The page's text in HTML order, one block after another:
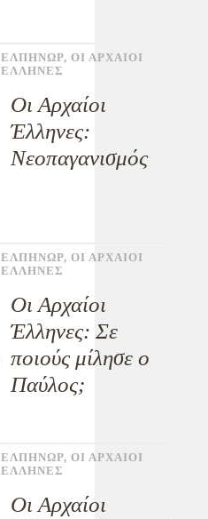
ΕΛΠΗΝΩΡ, ΟΙ ΑΡΧΑΙΟΙ
ΕΛΛΗΝΕΣ
Οι Αρχαίοι
Έλληνες:
Νεοπαγανισμός
ΕΛΠΗΝΩΡ, ΟΙ ΑΡΧΑΙΟΙ
ΕΛΛΗΝΕΣ
Οι Αρχαίοι
Έλληνες: Σε
ποιούς μίλησε ο
Παύλος;
ΕΛΠΗΝΩΡ, ΟΙ ΑΡΧΑΙΟΙ
ΕΛΛΗΝΕΣ
Οι Αρχαίοι